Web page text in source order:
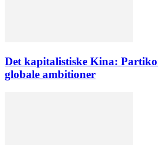
Det kapitalistiske Kina:
globale ambitioner